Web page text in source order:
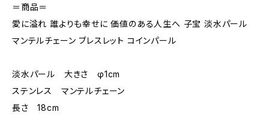
＝商品＝
愛に溢れ 誰よりも幸せに 価値のある人生へ 子宝 淡水パール
マンテルチェーン ブレスレット コインパール
淡水パール 大きさ φ1cm
ステンレス マンテルチェーン
長さ 18cm